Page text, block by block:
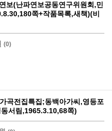
보(난파연보공동연구위원회,민
쪽+작품목록,새책)(비
(0)
곡전집특집;동백아가씨,영등포
서림,1965.3.10,68쪽)